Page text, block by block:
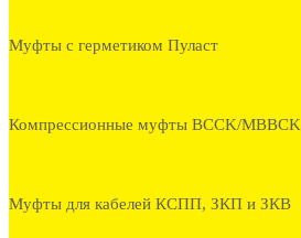
Муфты с герметиком Пуласт
Компрессионные муфты BCCK/MBBCK
Муфты для кабелей КСПП, ЗКП и ЗКВ